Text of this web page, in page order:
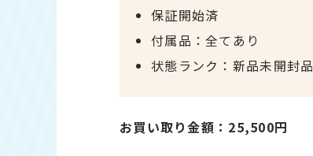
保証開始済
付属品：全てあり
状態ランク：新品未開封品
お買い取り金額：25,500円